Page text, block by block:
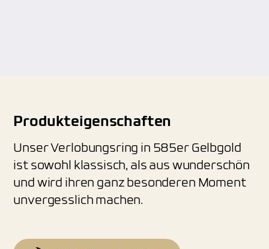
Produkteigenschaften
Unser Verlobungsring in 585er Gelbgold
ist sowohl klassisch, als aus wunderschön
und wird ihren ganz besonderen Moment
unvergesslich machen.